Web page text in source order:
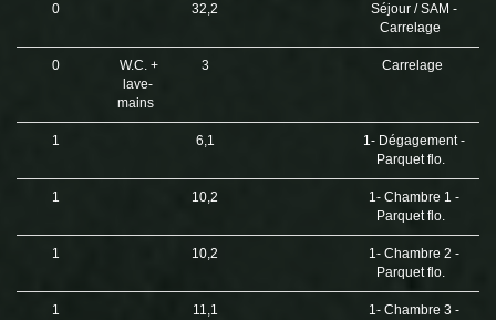
0 32,2
Séjour / SAM -
Carrelage
0
W.C. +
lave-
mains
3 Carrelage
1 6,1
1- Dégagement -
Parquet flo.
1 10,2
1- Chambre 1 -
Parquet flo.
1 10,2
1- Chambre 2 -
Parquet flo.
1 11,1
1- Chambre 3 -